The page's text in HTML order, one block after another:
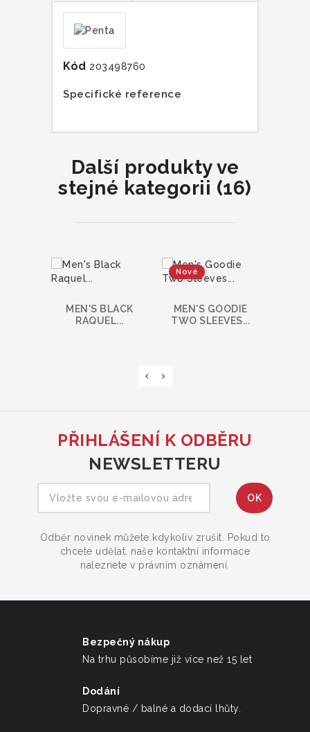
Kód 203498760
Specifické reference
Další produkty ve
stejné kategorii (16)
MEN'S BLACK
RAQUEL...
Nové
MEN'S GOODIE
TWO SLEEVES...
PŘIHLÁŠENÍ K ODBĚRU
NEWSLETTERU
Odběr novinek můžete kdykoliv zrušit. Pokud to
chcete udělat, naše kontaktní informace
naleznete v právním oznámení.
Bezpečný nákup
Na trhu působíme již více než 15 let
Dodání
Dopravné / balné a dodací lhůty.